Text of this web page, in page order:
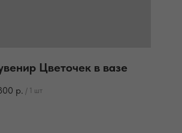
Цветочек в вазе
р. / 1 шт